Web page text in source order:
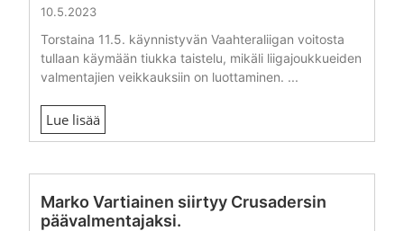
10.5.2023
Torstaina 11.5. käynnistyvän Vaahteraliigan voitosta
tullaan käymään tiukka taistelu, mikäli liigajoukkueiden
valmentajien veikkauksiin on luottaminen. ...
Lue lisää
Marko Vartiainen siirtyy Crusadersin
päävalmentajaksi.